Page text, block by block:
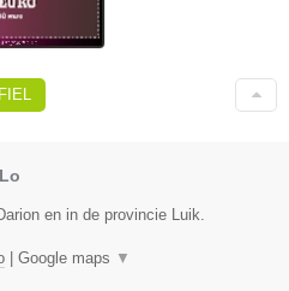
en in de provincie Luik.
Google maps ▼